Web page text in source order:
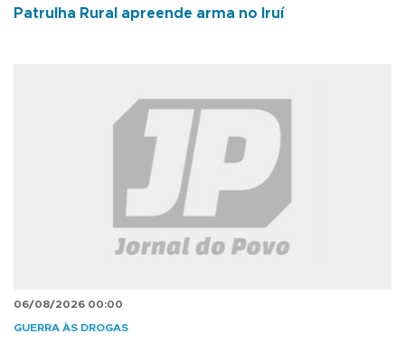
Patrulha Rural apreende arma no Iruí
06/08/2026 00:00
GUERRA ÀS DROGAS